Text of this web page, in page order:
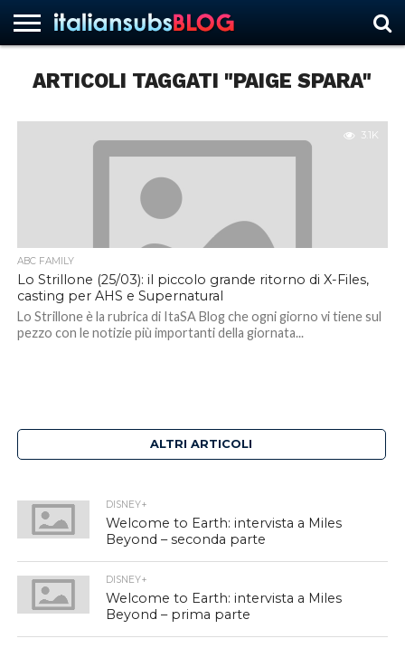
NEWS
ASCOLTI
RECENSIONI
INTERVISTE
CURIOSITÀ
CHI
CONTATTACI
FORUM
ITALIANSUBS
ARTICOLI TAGGATI "PAIGE SPARA"
3.1K
ABC FAMILY
Lo Strillone (25/03): il piccolo grande ritorno di X-Files,
casting per AHS e Supernatural
Lo Strillone è la rubrica di ItaSA Blog che ogni giorno vi tiene sul
pezzo con le notizie più importanti della giornata...
ALTRI ARTICOLI
DISNEY+
Welcome to Earth: intervista a Miles
Beyond – seconda parte
DISNEY+
Welcome to Earth: intervista a Miles
Beyond – prima parte